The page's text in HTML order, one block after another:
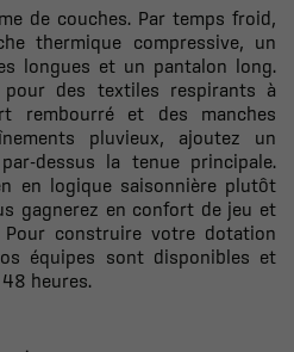
de couches. Par temps froid,
thermique compressive, un
longues et un pantalon long.
des textiles respirants à
rembourré et des manches
pluvieux, ajoutez un
dessus la tenue principale.
en logique saisonnière plutôt
gagnerez en confort de jeu et
construire votre dotation
équipes sont disponibles et
heures.